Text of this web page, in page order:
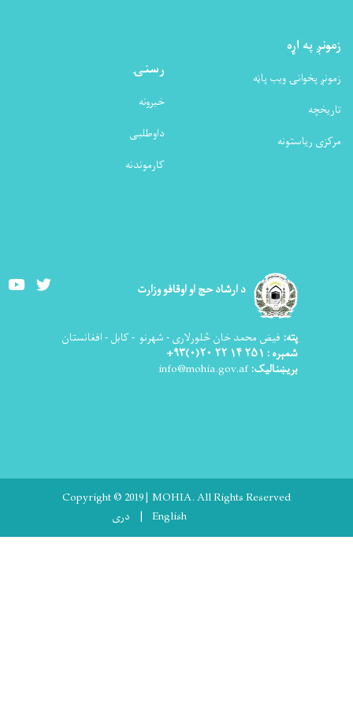
په اړه
پخوانۍ ویب پاڼه
ریاستونه
رسنۍ
خبرونه
داوطلبی
کارموندنه
د ارشاد حج او اوقافو وزارت Youtube
فیض محمد خان څلورلاری - شهرنو - کابل - افغانستان
شمېره : ۲۵۱ ۱۴ ۲۲ ۲۰(۰)۹۳+
بریښنالیک:info@mohia.gov.af
Copyright © 2019 | MOHIA. All Rights Reserved
English
دری